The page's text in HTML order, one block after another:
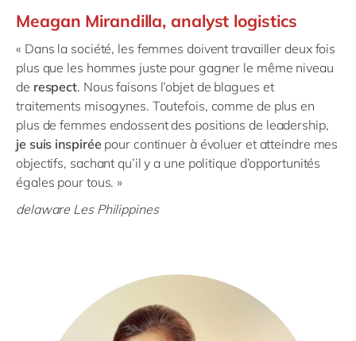
Meagan Mirandilla, analyst logistics
« Dans la société, les femmes doivent travailler deux fois
plus que les hommes juste pour gagner le même niveau
de respect. Nous faisons l’objet de blagues et
traitements misogynes. Toutefois, comme de plus en
plus de femmes endossent des positions de leadership,
je suis inspirée pour continuer à évoluer et atteindre mes
objectifs, sachant qu’il y a une politique d’opportunités
égales pour tous. »
delaware Les Philippines